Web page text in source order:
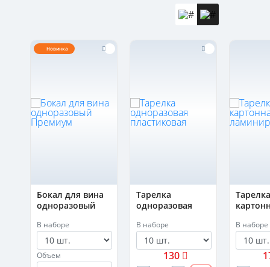
Новинка
Бокал для вина
одноразовый
В наборе
Объем
Тарелка
одноразовая
В наборе
130
Тарелка
В наборе